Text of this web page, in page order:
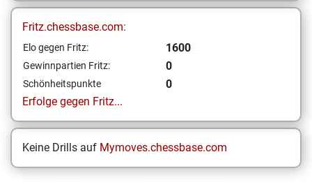
Fritz.chessbase.com:
Elo gegen Fritz: 1600
Gewinnpartien Fritz: 0
Schönheitspunkte
0
Erfolge gegen Fritz...
Keine Drills auf Mymoves.chessbase.com